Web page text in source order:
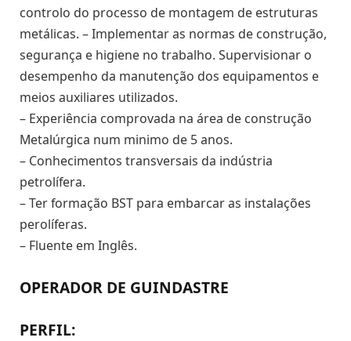
controlo do processo de montagem de estruturas
metálicas. – Implementar as normas de construção,
segurança e higiene no trabalho. Supervisionar o
desempenho da manutenção dos equipamentos e
meios auxiliares utilizados.
– Experiência comprovada na área de construção
Metalúrgica num minimo de 5 anos.
– Conhecimentos transversais da indústria
petrolífera.
– Ter formação BST para embarcar as instalações
perolíferas.
– Fluente em Inglês.
OPERADOR DE GUINDASTRE
PERFIL: